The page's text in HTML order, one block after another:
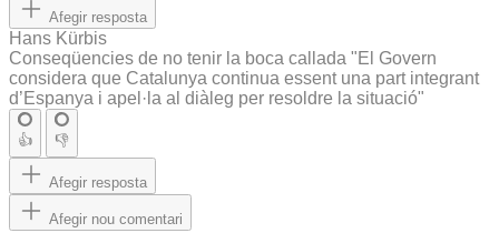
Afegir resposta
Hans Kürbis
Conseqüencies de no tenir la boca callada "El Govern
considera que Catalunya continua essent una part integrant
d’Espanya i apel·la al diàleg per resoldre la situació"
👍 👎
Afegir resposta
Afegir nou comentari